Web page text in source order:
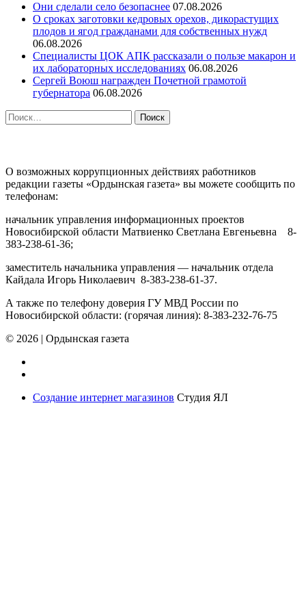
Они сделали село безопаснее 07.08.2026
О сроках заготовки кедровых орехов, дикорастущих
плодов и ягод гражданами для собственных нужд
06.08.2026
Специалисты ЦОК АПК рассказали о пользе макарон и
их лабораторных исследованиях 06.08.2026
Сергей Воюш награжден Почетной грамотой
губернатора 06.08.2026
Найти:
О возможных коррупционных действиях работников
редакции газеты «Ордынская газета» вы можете сообщить по
телефонам:
начальник управления информационных проектов
Новосибирской области Матвиенко Светлана Евгеньевна 8-
383-238-61-36;
заместитель начальника управления — начальник отдела
Кайдала Игорь Николаевич 8-383-238-61-37.
А также по телефону доверия ГУ МВД России по
Новосибирской области: (горячая линия): 8-383-232-76-75
© 2026 | Ордынская газета
Создание интернет магазинов Студия ЯЛ